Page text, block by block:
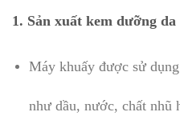
1. Sản xuất kem dưỡng da
Máy khuấy được sử
như dầu, nước, chất nhũ